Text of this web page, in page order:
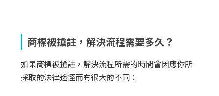
商標被搶註，解決流程需要多久？
如果商標被搶註，解決流程所需的時間會因應你所
採取的法律途徑而有很大的不同：